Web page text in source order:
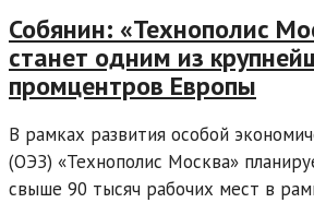
Собянин: «Технополис
станет одним из
промцентров Европы
В рамках развития особой
(ОЭЗ) «Технополис Москва»
свыше 90 тысяч рабочих мест в